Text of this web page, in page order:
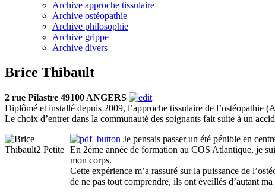
Archive approche tissulaire
Archive ostéopathie
Archive philosophie
Archive grippe
Archive divers
Brice Thibault
2 rue Pilastre 49100 ANGERS
Diplômé et installé depuis 2009, l’approche tissulaire de l’ostéopathie
Le choix d’entrer dans la communauté des soignants fait suite à un
Je pensais passer un été pénible en
En 2ème année de formation au COS Atlantique, je
mon corps.
Cette expérience m’a rassuré sur la puissance de
de ne pas tout comprendre, ils ont éveillés d’autant